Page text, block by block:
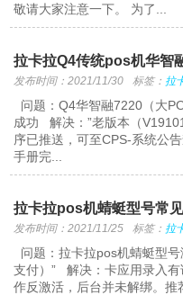
敬请大家注意一下。 为了...
拉卡拉Q4传统pos机华智
发布时间：2021/11/30 标签： 拉
问题：Q4华智融7220（大
成功 解决：”老版本（
序已推送，可至CPS-系统公
手册完...
拉卡拉pos机蜻蜓型号常
发布时间：2021/11/25 标签： 拉
问题：拉卡拉pos机蜻蜓型
支付）” 解决：卡应用录入
作反激活，后台并未解绑。